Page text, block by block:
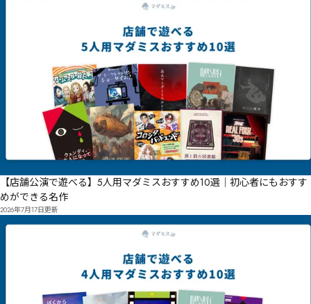
【店舗公演で遊べる】5人用マダミスおすすめ10選｜初心者にもおすす
めができる名作
2026年7月17日更新